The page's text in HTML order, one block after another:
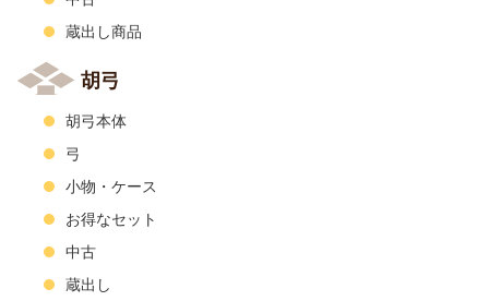
蔵出し商品
胡弓
胡弓本体
弓
小物・ケース
お得なセット
中古
蔵出し